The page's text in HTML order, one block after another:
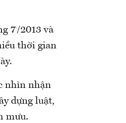
7/2013 và
thời gian
nhìn nhận
dựng luật,
mưu.